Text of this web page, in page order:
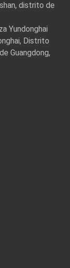
distrito de
Yundonghai
Distrito
Guangdong,